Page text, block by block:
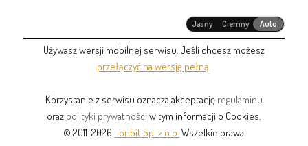
Jasny Ciemny Auto
Używasz wersji mobilnej serwisu. Jeśli chcesz możesz
przełączyć na wersję pełną
Korzystanie z serwisu oznacza akceptację regulaminu
oraz polityki prywatności w tym informacji o Cookies.
© 2011-2026 Lonbit Sp. z o.o. Wszelkie prawa